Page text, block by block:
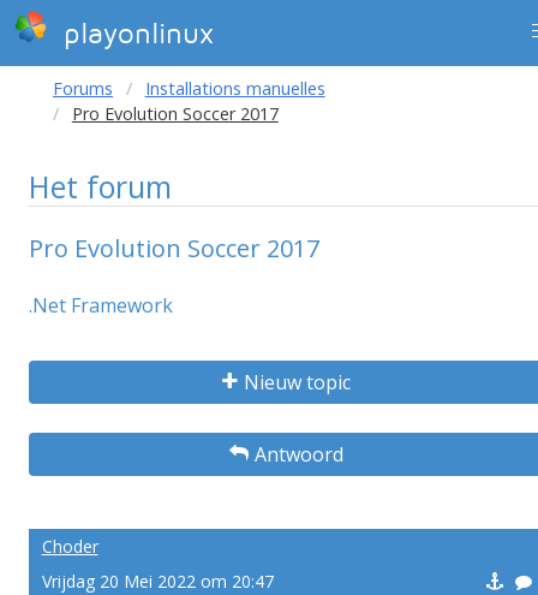
playonlinux
Forums
Installations manuelles
Pro Evolution Soccer 2017
Het forum
Pro Evolution Soccer 2017
.Net Framework
Nieuw topic
Antwoord
Choder
Vrijdag 20 Mei 2022 om 20:47